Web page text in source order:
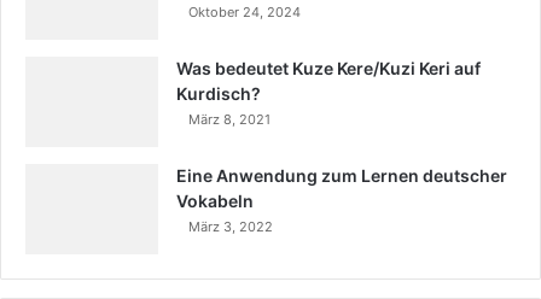
Oktober 24, 2024
Was bedeutet Kuze Kere/Kuzi Keri auf
Kurdisch?
März 8, 2021
Eine Anwendung zum Lernen deutscher
Vokabeln
März 3, 2022